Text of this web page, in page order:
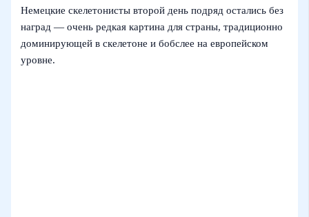
Немецкие скелетонисты второй день подряд остались без
наград — очень редкая картина для страны, традиционно
доминирующей в скелетоне и бобслее на европейском
уровне.